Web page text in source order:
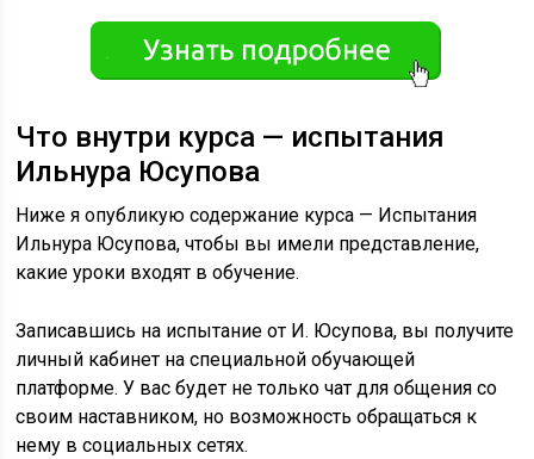
Что внутри курса — испытания
Ильнура Юсупова
Ниже я опубликую содержание курса — Испытания
Ильнура Юсупова, чтобы вы имели представление,
какие уроки входят в обучение.
Записавшись на испытание от И. Юсупова, вы получите
личный кабинет на специальной обучающей
платформе. У вас будет не только чат для общения со
своим наставником, но возможность обращаться к
нему в социальных сетях.